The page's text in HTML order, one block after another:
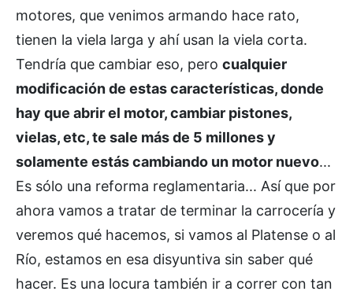
motores, que venimos armando hace rato,
tienen la viela larga y ahí usan la viela corta.
Tendría que cambiar eso, pero cualquier
modificación de estas características, donde
hay que abrir el motor, cambiar pistones,
vielas, etc, te sale más de 5 millones y
solamente estás cambiando un motor nuevo...
Es sólo una reforma reglamentaria... Así que por
ahora vamos a tratar de terminar la carrocería y
veremos qué hacemos, si vamos al Platense o al
Río, estamos en esa disyuntiva sin saber qué
hacer. Es una locura también ir a correr con tan